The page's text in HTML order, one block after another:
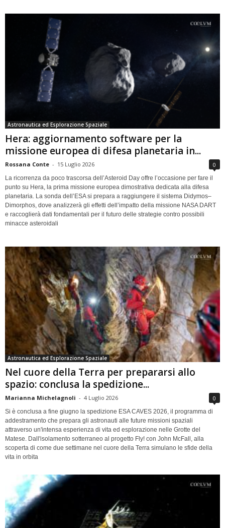
Astronautica ed Esplorazione Spaziale
Hera: aggiornamento software per la
missione europea di difesa planetaria in...
Rossana Conte - 15 Luglio 2026 0
La ricorrenza da poco trascorsa dell’Asteroid Day offre l’occasione per fare il
punto su Hera, la prima missione europea dimostrativa dedicata alla difesa
planetaria. La sonda dell’ESA si prepara a raggiungere il sistema Didymos–
Dimorphos, dove analizzerà gli effetti dell’impatto della missione NASA DART
e raccoglierà dati fondamentali per il futuro delle strategie contro possibili
minacce asteroidali
Astronautica ed Esplorazione Spaziale
Nel cuore della Terra per prepararsi allo
spazio: conclusa la spedizione...
Marianna Michelagnoli - 4 Luglio 2026 0
Si è conclusa a fine giugno la spedizione ESA CAVES 2026, il programma di
addestramento che prepara gli astronauti alle future missioni spaziali
attraverso un'intensa esperienza di vita ed esplorazione nelle Grotte del
Matese. Dall'isolamento sotterraneo al progetto Fly! con John McFall, alla
scoperta di come due settimane nel cuore della Terra simulano le sfide della
vita in orbita